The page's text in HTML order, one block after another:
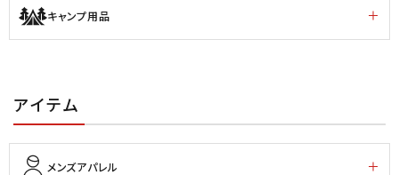
キャンプ用品
アイテム
メンズアパレル